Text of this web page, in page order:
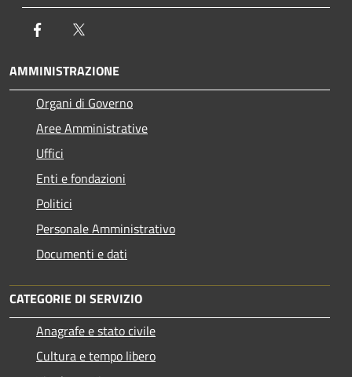
Facebook
AMMINISTRAZIONE
Organi di Governo
Aree Amministrative
Uffici
Enti e fondazioni
Politici
Personale Amministrativo
Documenti e dati
CATEGORIE DI SERVIZIO
Anagrafe e stato civile
Cultura e tempo libero